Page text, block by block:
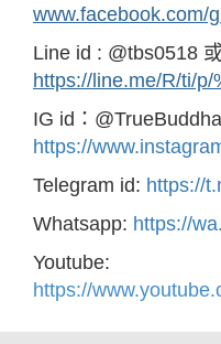
www.facebook.com/
Line id : @tbs0518
https://line.me/R/ti/p/
IG id：
https://
Telegram id: https://
Whatsapp: https://
Youtube:
https://